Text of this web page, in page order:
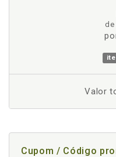
de
Valor
Cupom / Código